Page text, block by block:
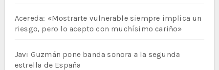
Acereda: «Mostrarte vulnerable siempre implica un
riesgo, pero lo acepto con muchísimo cariño»
Javi Guzmán pone banda sonora a la segunda
estrella de España